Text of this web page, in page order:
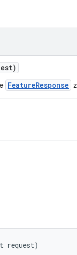
FeatureResponse
request)